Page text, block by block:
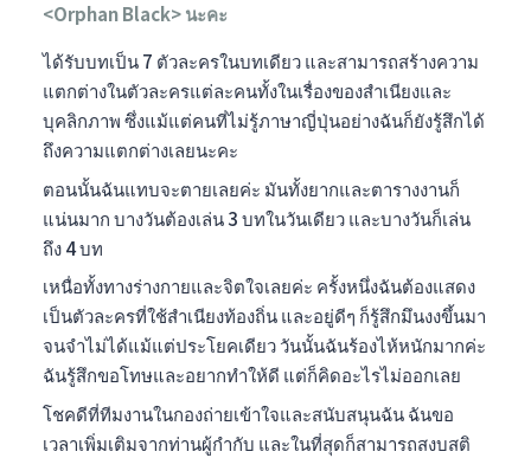
<Orphan Black> นะคะ
ได้รับบทเป็น 7 ตัวละครในบทเดียว และสามารถสร้างความ
แตกต่างในตัวละครแต่ละคนทั้งในเรื่องของสำเนียงและ
บุคลิกภาพ ซึ่งแม้แต่คนที่ไม่รู้ภาษาญี่ปุ่นอย่างฉันก็ยังรู้สึกได้
ถึงความแตกต่างเลยนะคะ
ตอนนั้นฉันแทบจะตายเลยค่ะ มันทั้งยากและตารางงานก็
แน่นมาก บางวันต้องเล่น 3 บทในวันเดียว และบางวันก็เล่น
ถึง 4 บท
เหนื่อทั้งทางร่างกายและจิตใจเลยค่ะ ครั้งหนึ่งฉันต้องแสดง
เป็นตัวละครที่ใช้สำเนียงท้องถิ่น และอยู่ดีๆ ก็รู้สึกมึนงงขึ้นมา
จนจำไม่ได้แม้แต่ประโยคเดียว วันนั้นฉันร้องไห้หนักมากค่ะ
ฉันรู้สึกขอโทษและอยากทำให้ดี แต่ก็คิดอะไรไม่ออกเลย
โชคดีที่ทีมงานในกองถ่ายเข้าใจและสนับสนุนฉัน ฉันขอ
เวลาเพิ่มเติมจากท่านผู้กำกับ และในที่สุดก็สามารถสงบสติ